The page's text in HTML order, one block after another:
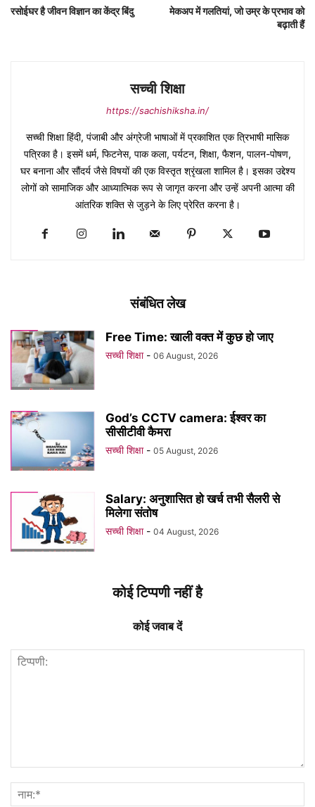
रसोईघर है जीवन विज्ञान का केंद्र बिंदु
मेकअप में गलतियां, जो उम्र के प्रभाव को
बढ़ाती हैं
सच्ची शिक्षा
https://sachishiksha.in/
सच्ची शिक्षा हिंदी, पंजाबी और अंग्रेजी भाषाओं में प्रकाशित एक त्रिभाषी मासिक
पत्रिका है। इसमें धर्म, फिटनेस, पाक कला, पर्यटन, शिक्षा, फैशन, पालन-पोषण,
घर बनाना और सौंदर्य जैसे विषयों की एक विस्तृत श्रृंखला शामिल है। इसका उद्देश्य
लोगों को सामाजिक और आध्यात्मिक रूप से जागृत करना और उन्हें अपनी आत्मा की
आंतरिक शक्ति से जुड़ने के लिए प्रेरित करना है।
संबंधित लेख
Free Time: खाली वक्त में कुछ हो जाए
सच्ची शिक्षा - 06 August, 2026
God’s CCTV camera: ईश्वर का
सीसीटीवी कैमरा
सच्ची शिक्षा - 05 August, 2026
Salary: अनुशासित हो खर्च तभी सैलरी से
मिलेगा संतोष
सच्ची शिक्षा - 04 August, 2026
कोई टिप्पणी नहीं है
कोई जवाब दें